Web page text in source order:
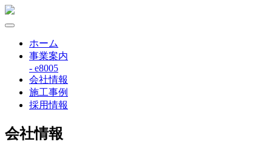
ホーム
事業案内
- e8005
会社情報
施工事例
採用情報
会社情報